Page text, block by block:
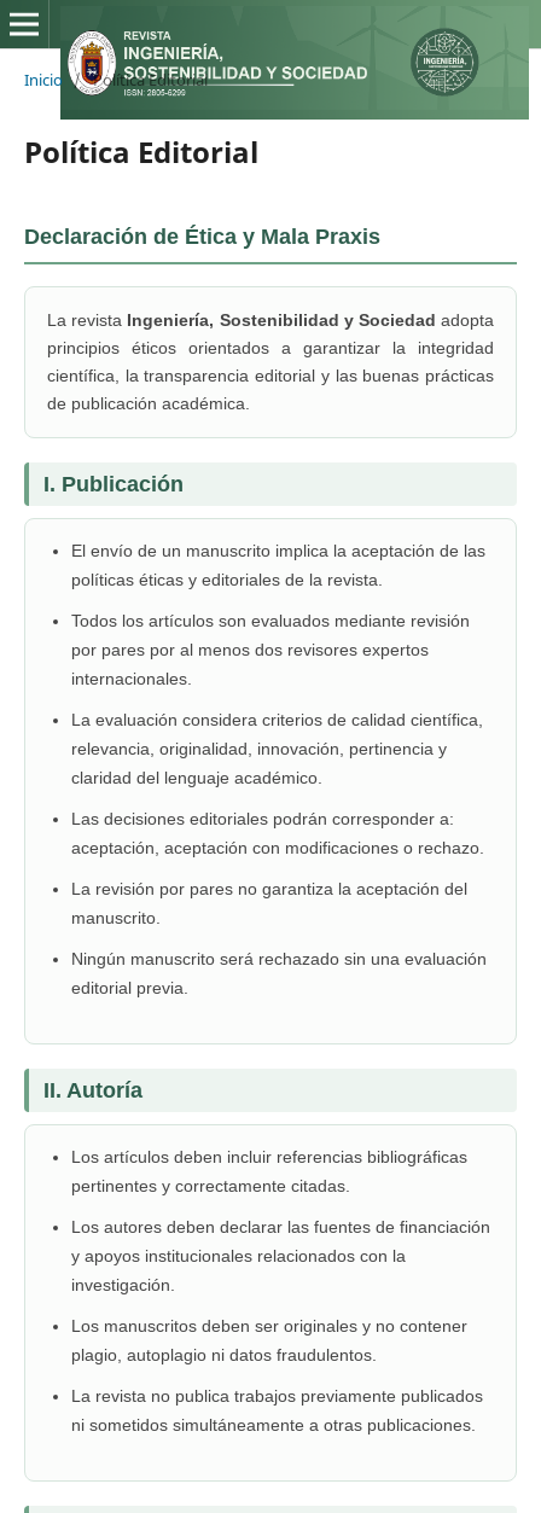
Inicio / Política Editorial
Política Editorial
Declaración de Ética y Mala Praxis
La revista Ingeniería, Sostenibilidad y Sociedad adopta
principios éticos orientados a garantizar la integridad
científica, la transparencia editorial y las buenas prácticas
de publicación académica.
I. Publicación
El envío de un manuscrito implica la aceptación de las
políticas éticas y editoriales de la revista.
Todos los artículos son evaluados mediante revisión
por pares por al menos dos revisores expertos
internacionales.
La evaluación considera criterios de calidad científica,
relevancia, originalidad, innovación, pertinencia y
claridad del lenguaje académico.
Las decisiones editoriales podrán corresponder a:
aceptación, aceptación con modificaciones o rechazo.
La revisión por pares no garantiza la aceptación del
manuscrito.
Ningún manuscrito será rechazado sin una evaluación
editorial previa.
II. Autoría
Los artículos deben incluir referencias bibliográficas
pertinentes y correctamente citadas.
Los autores deben declarar las fuentes de financiación
y apoyos institucionales relacionados con la
investigación.
Los manuscritos deben ser originales y no contener
plagio, autoplagio ni datos fraudulentos.
La revista no publica trabajos previamente publicados
ni sometidos simultáneamente a otras publicaciones.